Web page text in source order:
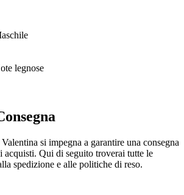
legnose
si impegna a garantire una consegna
acquisti. Qui di seguito troverai tutte le
spedizione e alle politiche di reso.